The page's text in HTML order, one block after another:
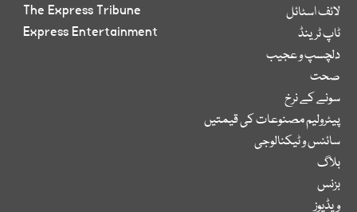
لائف اسٹائل
ٹاپ ٹرینڈ
دلچسپ و عجیب
صحت
سونے کے نرخ
پیٹرولیم مصنوعات کی قیمتیں
سائنس و ٹیکنالوجی
بلاگ
بزنس
ویڈیوز
The Express Tribune
Express Entertainment